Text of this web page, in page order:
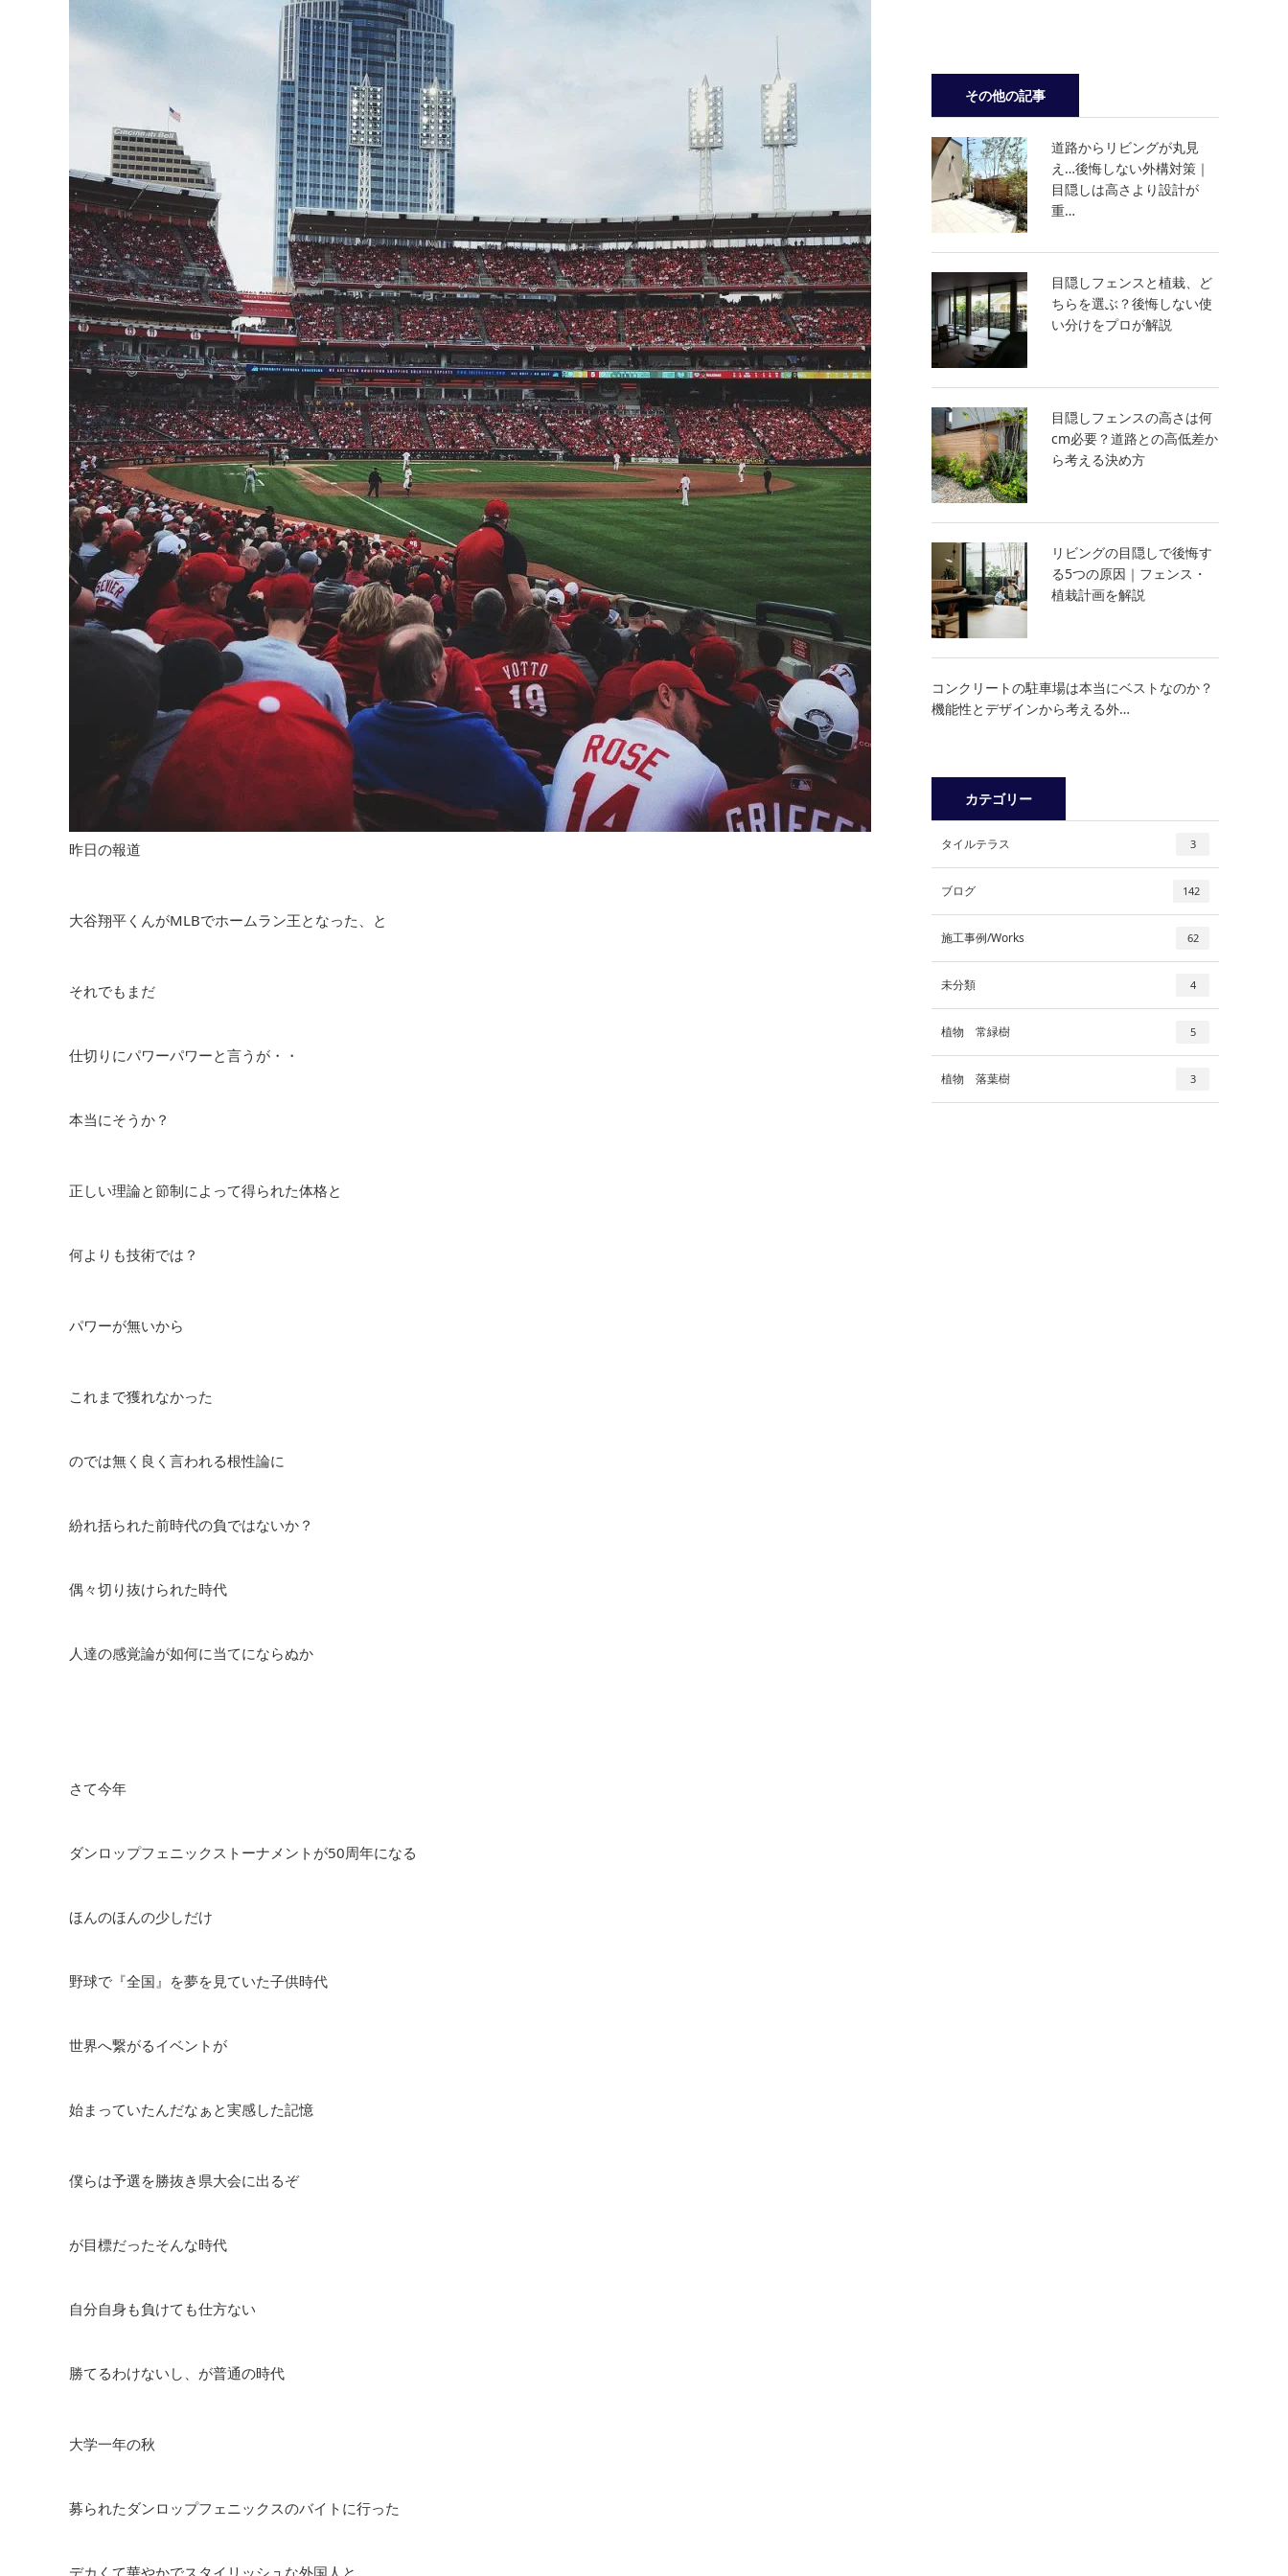
昨日の報道
大谷翔平くんがMLBでホームラン王となった、と
それでもまだ
仕切りにパワーパワーと言うが・・
本当にそうか？
正しい理論と節制によって得られた体格と
何よりも技術では？
パワーが無いから
これまで獲れなかった
のでは無く良く言われる根性論に
紛れ括られた前時代の負ではないか？
偶々切り抜けられた時代
人達の感覚論が如何に当てにならぬか
さて今年
ダンロップフェニックストーナメントが50周年になる
ほんのほんの少しだけ
野球で『全国』を夢を見ていた子供時代
世界へ繋がるイベントが
始まっていたんだなぁと実感した記憶
僕らは予選を勝抜き県大会に出るぞ
が目標だったそんな時代
自分自身も負けても仕方ない
勝てるわけないし、が普通の時代
大学一年の秋
募られたダンロップフェニックスのバイトに行った
デカくて華やかでスタイリッシュな外国人と
その他の記事
道路からリビングが丸見
え…後悔しない外構対策｜
目隠しは高さより設計が
重…
目隠しフェンスと植栽、ど
ちらを選ぶ？後悔しない使
い分けをプロが解説
目隠しフェンスの高さは何
cm必要？道路との高低差か
ら考える決め方
リビングの目隠しで後悔す
る5つの原因｜フェンス・
植栽計画を解説
コンクリートの駐車場は本当にベストなのか？
機能性とデザインから考える外…
カテゴリー
タイルテラス 3
ブログ 142
施工事例/Works 62
未分類 4
植物 常緑樹 5
植物 落葉樹 3